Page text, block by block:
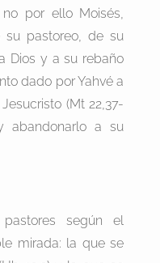
por ello Moisés,
su pastoreo, de su
Dios y a su rebaño
dado por Yahvé a
(Mt 22,37-
abandonarlo a su
según el
mirada: la que se